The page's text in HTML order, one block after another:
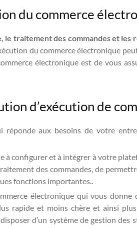
du commerce
le traitement des commandes et les
du commerce électronique
électronique est de vous
d’exécution de
aux besoins de votre
à configurer et à intégrer à votre
des commandes, de
fonctions importantes..
électronique qui vous
rapide et moins chère et ainsi
d’un système de gestion